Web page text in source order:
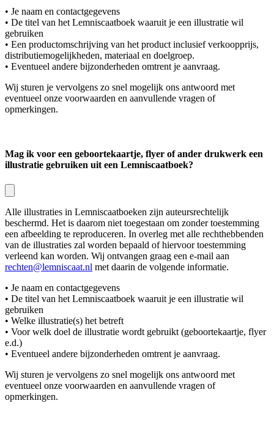
• Je naam en contactgegevens
• De titel van het Lemniscaatboek waaruit je een illustratie wil
gebruiken
• Een productomschrijving van het product inclusief verkoopprijs,
distributiemogelijkheden, materiaal en doelgroep.
• Eventueel andere bijzonderheden omtrent je aanvraag.
Wij sturen je vervolgens zo snel mogelijk ons antwoord met
eventueel onze voorwaarden en aanvullende vragen of
opmerkingen.
Mag ik voor een geboortekaartje, flyer of ander drukwerk een
illustratie gebruiken uit een Lemniscaatboek?
Alle illustraties in Lemniscaatboeken zijn auteursrechtelijk
beschermd. Het is daarom niet toegestaan om zonder toestemming
een afbeelding te reproduceren. In overleg met alle rechthebbenden
van de illustraties zal worden bepaald of hiervoor toestemming
verleend kan worden. Wij ontvangen graag een e-mail aan
rechten@lemniscaat.nl met daarin de volgende informatie.
• Je naam en contactgegevens
• De titel van het Lemniscaatboek waaruit je een illustratie wil
gebruiken
• Welke illustratie(s) het betreft
• Voor welk doel de illustratie wordt gebruikt (geboortekaartje, flyer
e.d.)
• Eventueel andere bijzonderheden omtrent je aanvraag.
Wij sturen je vervolgens zo snel mogelijk ons antwoord met
eventueel onze voorwaarden en aanvullende vragen of
opmerkingen.